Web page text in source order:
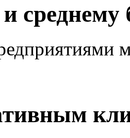
среднему